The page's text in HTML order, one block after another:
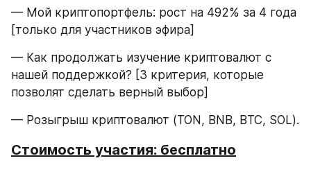
— Мой криптопортфель: рост на 492% за 4 года
[только для участников эфира]
— Как продолжать изучение криптовалют с
нашей поддержкой? [3 критерия, которые
позволят сделать верный выбор]
— Розыгрыш криптовалют (TON, BNB, BTC, SOL).
Стоимость участия: бесплатно